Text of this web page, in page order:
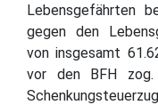
Lebensgefährten
gegen den
von insgesamt
vor den BFH zog.